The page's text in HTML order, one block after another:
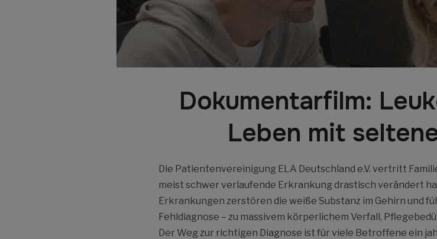
Dokumentarfilm:
Leben mit
Die Patientenvereinigung ELA Deutschland e.V. vertritt
meist schwer verlaufende Erkrankung drastisch verändert
Erkrankungen zerstören die weiße Substanz im Gehirn und
Fehldiagnose – zu massivem körperlichem Verfall,
Der Weg zur richtigen Diagnose ist für viele Betroffene ein